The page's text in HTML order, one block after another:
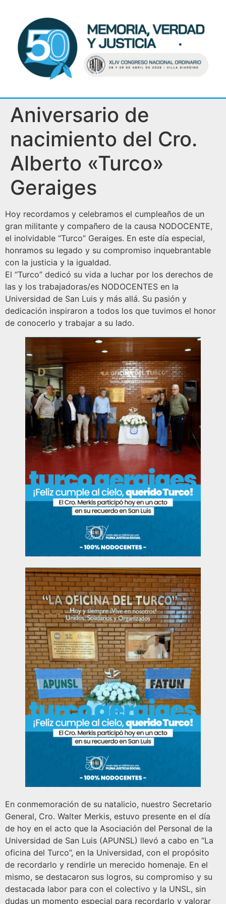
Aniversario de
nacimiento del Cro.
Alberto «Turco»
Geraiges
Hoy recordamos y celebramos el cumpleaños de un
gran militante y compañero de la causa NODOCENTE,
el inolvidable “Turco” Geraiges. En este día especial,
honramos su legado y su compromiso inquebrantable
con la justicia y la igualdad.
El “Turco” dedicó su vida a luchar por los derechos de
las y los trabajadoras/es NODOCENTES en la
Universidad de San Luis y más allá. Su pasión y
dedicación inspiraron a todos los que tuvimos el honor
de conocerlo y trabajar a su lado.
En conmemoración de su natalicio, nuestro Secretario
General, Cro. Walter Merkis, estuvo presente en el día
de hoy en el acto que la Asociación del Personal de la
Universidad de San Luis (APUNSL) llevó a cabo en “La
oficina del Turco”, en la Universidad, con el propósito
de recordarlo y rendirle un merecido homenaje. En el
mismo, se destacaron sus logros, su compromiso y su
destacada labor para con el colectivo y la UNSL, sin
dudas un momento especial para recordarlo y valorar